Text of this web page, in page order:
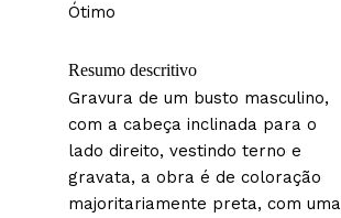
Ótimo
Resumo descritivo
Gravura de um busto masculino,
com a cabeça inclinada para o
lado direito, vestindo terno e
gravata, a obra é de coloração
majoritariamente preta, com uma